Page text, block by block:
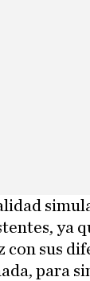
ya
con sus
para